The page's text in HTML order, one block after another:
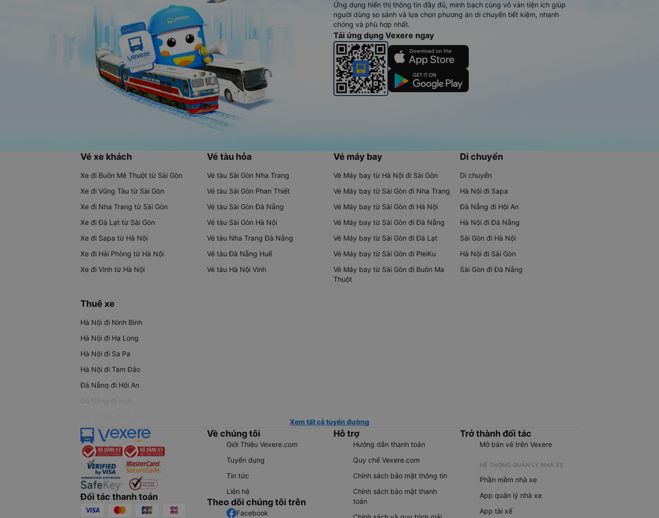
Ứng dụng hiển thị thông tin đầy đủ, minh bạch cùng vô vàn tiện ích giúp
người dùng so sánh và lựa chọn phương án di chuyển tiết kiệm, nhanh
chóng và phù hợp nhất.
Tải ứng dụng Vexere ngay
Vé xe khách
Xe đi Buôn Mê Thuột từ Sài Gòn
Xe đi Vũng Tàu từ Sài Gòn
Xe đi Nha Trang từ Sài Gòn
Xe đi Đà Lạt từ Sài Gòn
Xe đi Sapa từ Hà Nội
Xe đi Hải Phòng từ Hà Nội
Xe đi Vinh từ Hà Nội
Vé tàu hỏa
Vé tàu Sài Gòn Nha Trang
Vé tàu Sài Gòn Phan Thiết
Vé tàu Sài Gòn Đà Nẵng
Vé tàu Sài Gòn Hà Nội
Vé tàu Nha Trang Đà Nẵng
Vé tàu Đà Nẵng Huế
Vé tàu Hà Nội Vinh
Vé máy bay
Vé Máy bay từ Hà Nội đi Sài Gòn
Vé Máy bay từ Sài Gòn đi Nha Trang
Vé Máy bay từ Sài Gòn đi Hà Nội
Vé Máy bay từ Sài Gòn đi Đà Nẵng
Vé Máy bay từ Sài Gòn đi Đà Lạt
Vé Máy bay từ Sài Gòn đi PleiKu
Vé Máy bay từ Sài Gòn đi Buôn Ma
Thuột
Di chuyển
Di chuyển
Hà Nội đi Sapa
Đà Nẵng đi Hội An
Hà Nội đi Đà Nẵng
Sài Gòn đi Hà Nội
Hà Nội đi Sài Gòn
Sài Gòn đi Đà Nẵng
Thuê xe
Hà Nội đi Ninh Bình
Hà Nội đi Hạ Long
Hà Nội đi Sa Pa
Hà Nội đi Tam Đảo
Đà Nẵng đi Hội An
Đà Nẵng đi Huế
Xem tất cả tuyến đường
Đối tác thanh toán
Về chúng tôi
Giới Thiệu Vexere.com
Tuyển dụng
Tin tức
Liên hệ
Theo dõi chúng tôi trên
Facebook
Hỗ trợ
Hướng dẫn thanh toán
Quy chế Vexere.com
Chính sách bảo mật thông tin
Chính sách bảo mật thanh
toán
Trở thành đối tác
Mở bán vé trên Vexere
HỆ THỐNG QUẢN LÝ NHÀ XE
Phần mềm nhà xe
App quản lý nhà xe
App tài xế